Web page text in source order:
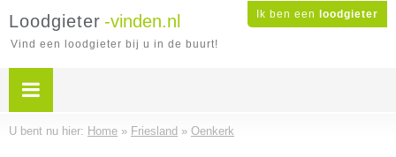
Ik ben een loodgieter
Loodgieter -vinden.nl
Vind een loodgieter bij u in de buurt!
U bent nu hier: Home » Friesland » Oenkerk